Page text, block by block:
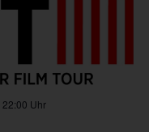
22:00 Uhr